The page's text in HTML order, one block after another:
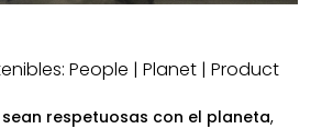
People | Planet | Product
sean respetuosas con el planeta,